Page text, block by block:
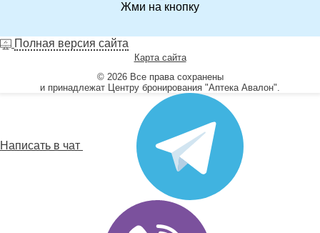
Жми на кнопку
Полная версия сайта
Карта сайта
© 2026 Все права сохранены
и принадлежат Центру бронирования "Аптека Авалон".
Написать в чат